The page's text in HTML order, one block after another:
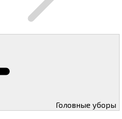
Головные уборы